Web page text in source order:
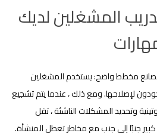
المشغلين لديك
مخطط واضح: يستخدم المشغلين
لإصلاحها. ومع ذلك ، عندما يتم تشجيع
وتحديد المشكلات الناشئة ، تقل
جنبًا إلى جنب مع مخاطر تعطل المنشأة.